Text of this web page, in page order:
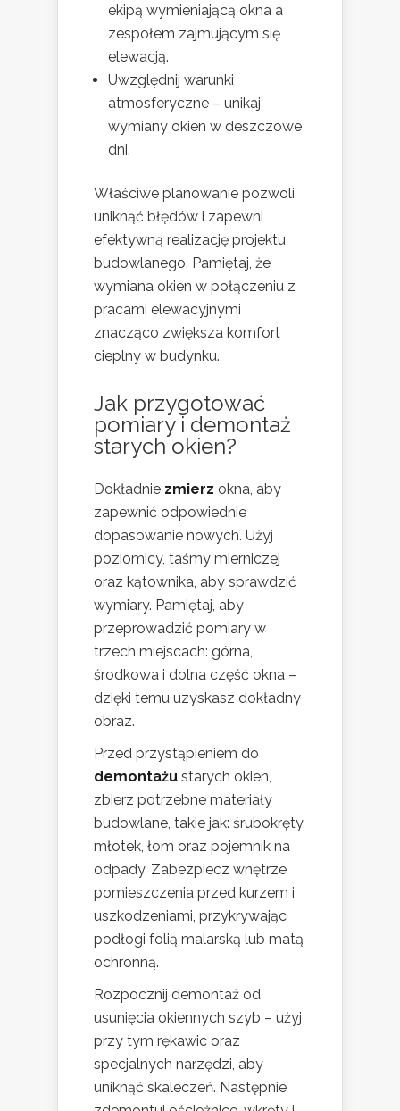
ekipą wymieniającą okna a
zespołem zajmującym się
elewacją.
Uwzględnij warunki
atmosferyczne – unikaj
wymiany okien w deszczowe
dni.
Właściwe planowanie pozwoli
uniknąć błędów i zapewni
efektywną realizację projektu
budowlanego. Pamiętaj, że
wymiana okien w połączeniu z
pracami elewacyjnymi
znacząco zwiększa komfort
cieplny w budynku.
Jak przygotować
pomiary i demontaż
starych okien?
Dokładnie zmierz okna, aby
zapewnić odpowiednie
dopasowanie nowych. Użyj
poziomicy, taśmy mierniczej
oraz kątownika, aby sprawdzić
wymiary. Pamiętaj, aby
przeprowadzić pomiary w
trzech miejscach: górna,
środkowa i dolna część okna –
dzięki temu uzyskasz dokładny
obraz.
Przed przystąpieniem do
demontażu starych okien,
zbierz potrzebne materiały
budowlane, takie jak: śrubokręty,
młotek, łom oraz pojemnik na
odpady. Zabezpiecz wnętrze
pomieszczenia przed kurzem i
uszkodzeniami, przykrywając
podłogi folią malarską lub matą
ochronną.
Rozpocznij demontaż od
usunięcia okiennych szyb – użyj
przy tym rękawic oraz
specjalnych narzędzi, aby
uniknąć skaleczeń. Następnie